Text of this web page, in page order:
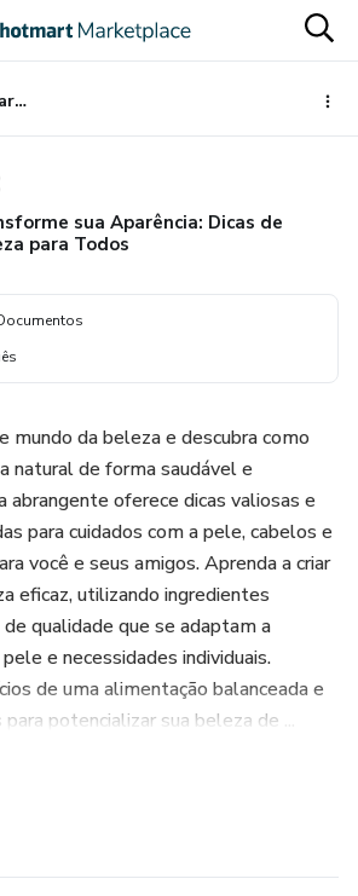
Transforme sua Aparência: Dicas de Beleza para Todos
sua Aparência: Dicas de
para Todos
mundo da beleza e descubra como
natural de forma saudável e
abrangente oferece dicas valiosas e
para cuidados com a pele, cabelos e
você e seus amigos. Aprenda a criar
eficaz, utilizando ingredientes
qualidade que se adaptam a
e necessidades individuais.
de uma alimentação balanceada e
potencializar sua beleza de ...